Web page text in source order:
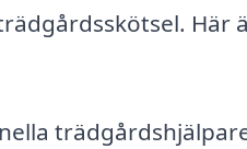
Här